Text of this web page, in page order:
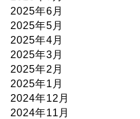
2025年6月
2025年5月
2025年4月
2025年3月
2025年2月
2025年1月
2024年12月
2024年11月